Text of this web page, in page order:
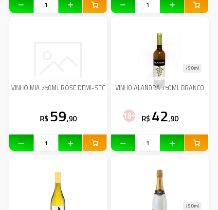
VINHO MIA 750ML ROSE DEMI-SEC
R$ 59,90
VINHO ALANDRA 750ML BRANCO
750ml
R$ 42,90
750ml